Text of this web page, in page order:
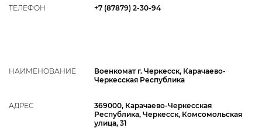
ТЕЛЕФОН +7 (87879) 2-30-94
НАИМЕНОВАНИЕ
Военкомат г. Черкесск, Карачаево-
Черкесская Республика
АДРЕС
369000, Карачаево-Черкесская
Республика, Черкесск, Комсомольская
улица, 31